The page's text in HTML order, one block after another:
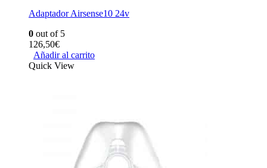
Adaptador Airsense10 24v
0 out of 5
126,50€
Añadir al carrito
Quick View